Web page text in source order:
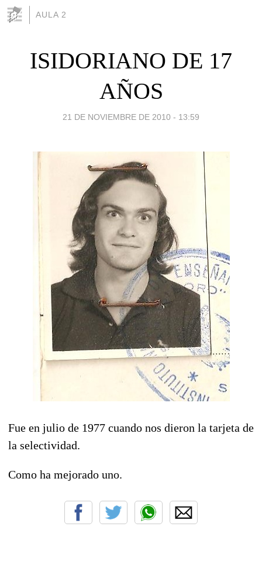
AULA 2
ISIDORIANO DE 17
AÑOS
21 DE NOVIEMBRE DE 2010 - 13:59
Fue en julio de 1977 cuando nos dieron la tarjeta de
la selectividad.
Como ha mejorado uno.